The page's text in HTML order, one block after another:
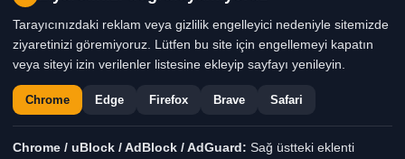
Tarayıcınızdaki reklam veya gizlilik engelleyici nedeniyle sitemizde
ziyaretinizi göremiyoruz. Lütfen bu site için engellemeyi kapatın
veya siteyi izin verilenler listesine ekleyip sayfayı yenileyin.
Chrome Edge Firefox Brave Safari
Chrome / uBlock / AdBlock / AdGuard: Sağ üstteki eklenti